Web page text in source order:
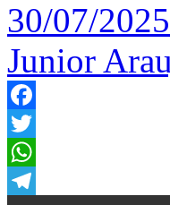
30/07/2025
Junior
Facebook
Twitter
WhatsApp